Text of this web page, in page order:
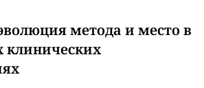
метода и место в
клинических